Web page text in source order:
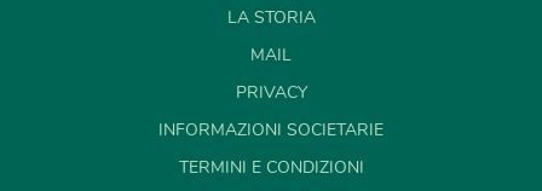
LA STORIA
MAIL
PRIVACY
INFORMAZIONI SOCIETARIE
TERMINI E CONDIZIONI